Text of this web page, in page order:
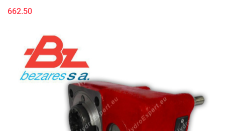
662.50